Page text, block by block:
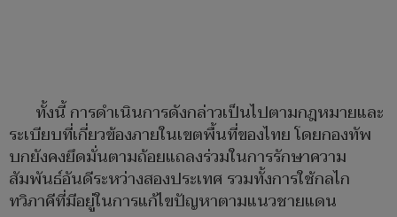
ทั้งนี้ การดำเนินการดังกล่าวเป็นไปตามกฎหมายและ
ระเบียบที่เกี่ยวข้องภายในเขตพื้นที่ของไทย โดยกองทัพ
บกยังคงยึดมั่นตามถ้อยแถลงร่วมในการรักษาความ
สัมพันธ์อันดีระหว่างสองประเทศ รวมทั้งการใช้กลไก
ทวิภาคีที่มีอยู่ในการแก้ไขปัญหาตามแนวชายแดน